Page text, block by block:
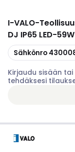
I-VALO-
DJ IP65 LED-59W
Kopioi
Sähkönro
Kirjaudu sisään
tehdäksesi